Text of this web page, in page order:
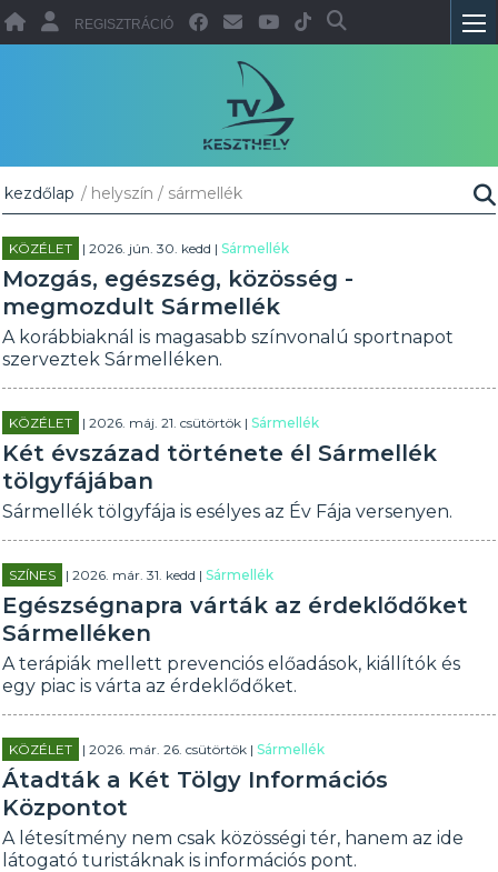
REGISZTRÁCIÓ
kezdőlap / helyszín / sármellék
KÖZÉLET | 2026. jún. 30. kedd |Sármellék
Mozgás, egészség, közösség -
megmozdult Sármellék
A korábbiaknál is magasabb színvonalú sportnapot
szerveztek Sármelléken.
KÖZÉLET | 2026. máj. 21. csütörtök |Sármellék
Két évszázad története él Sármellék
tölgyfájában
Sármellék tölgyfája is esélyes az Év Fája versenyen.
SZÍNES | 2026. már. 31. kedd |Sármellék
Egészségnapra várták az érdeklődőket
Sármelléken
A terápiák mellett prevenciós előadások, kiállítók és
egy piac is várta az érdeklődőket.
KÖZÉLET | 2026. már. 26. csütörtök |Sármellék
Átadták a Két Tölgy Információs
Központot
A létesítmény nem csak közösségi tér, hanem az ide
látogató turistáknak is információs pont.